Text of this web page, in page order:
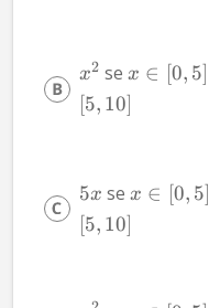
x2 se x ∈ [0, 5]
[5, 10]
5x se x ∈ [0, 5]
[5, 10]